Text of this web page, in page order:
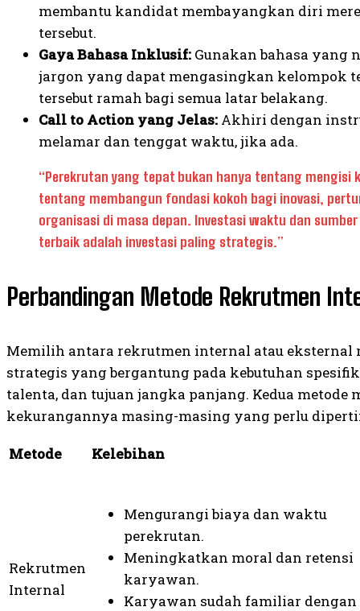
membantu kandidat membayangkan diri
tersebut.
Gaya Bahasa Inklusif: Gunakan bahasa yang
jargon yang dapat mengasingkan kelompok
tersebut ramah bagi semua latar belakang.
Call to Action yang Jelas: Akhiri dengan
melamar dan tenggat waktu, jika ada.
“Perekrutan yang tepat bukan hanya tentang mengisi
tentang membangun fondasi kokoh bagi inovasi,
organisasi di masa depan. Investasi waktu dan
terbaik adalah investasi paling strategis.”
Perbandingan Metode Rekrutmen
Memilih antara rekrutmen internal atau eksternal
strategis yang bergantung pada kebutuhan
talenta, dan tujuan jangka panjang. Kedua
kekurangannya masing-masing yang perlu
Metode Kelebihan
Rekrutmen
Internal
Mengurangi biaya dan waktu
perekrutan.
Meningkatkan moral dan retensi
karyawan.
Karyawan sudah familiar dengan